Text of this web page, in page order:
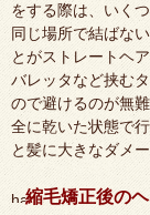
をする際は、いく
同じ場所で結ばな
とがストレートヘ
バレッタなど挟む
ので避けるのが無
全に乾いた状態で
と髪に大きなダメ
縮毛矯正後の